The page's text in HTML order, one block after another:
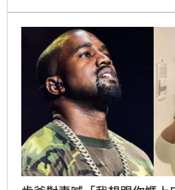
GAP、巴黎世家）發聲明切割
告終止與肯爺的合作關係，造
跌，愛迪